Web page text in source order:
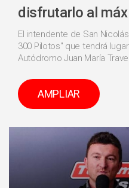
disfrutarlo al
El intendente de San
300 Pilotos" que tendrá
Autódromo Juan María
AMPLIAR